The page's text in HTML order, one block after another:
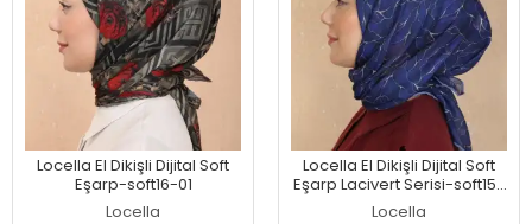
Locella El Dikişli Dijital Soft
Eşarp-soft16-01
Locella
Locella El Dikişli Dijital Soft
Eşarp Lacivert Serisi-soft15-
07
Locella